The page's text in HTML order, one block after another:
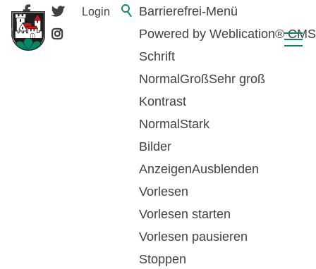
Barrierefrei-Menü
Powered by Weblication® CMS
Schrift
Normal GroßSehr groß
Kontrast
Normal Stark
Bilder
AnzeigenAusblenden
Vorlesen
Vorlesen starten
Vorlesen pausieren
Stoppen
Login
Zaugg Pascal